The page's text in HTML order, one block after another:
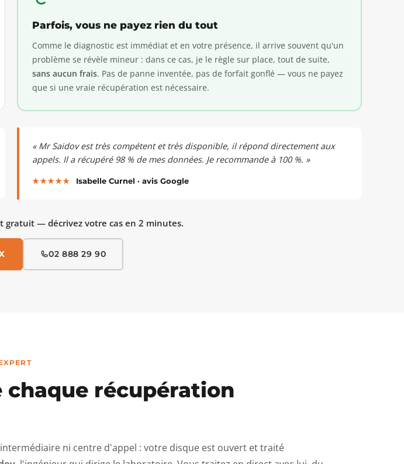
Parfois, vous ne payez rien du tout
Comme le diagnostic est immédiat et en votre présence, il arrive souvent qu'un
problème se révèle mineur : dans ce cas, je le règle sur place, tout de suite,
sans aucun frais. Pas de panne inventée, pas de forfait gonflé — vous ne payez
que si une vraie récupération est nécessaire.
« Mr Saidov est très compétent et très disponible, il répond directement aux
appels. Il a récupéré 98 % de mes données. Je recommande à 100 %. »
★★★★★ Isabelle Curnel · avis Google
gratuit — décrivez votre cas en 2 minutes.
02 888 29 90
récupération
intermédiaire ni centre d'appel : votre disque est ouvert et traité